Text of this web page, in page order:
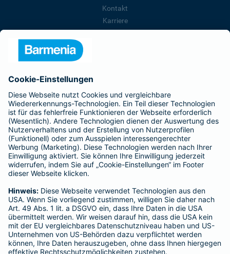
Kontakt
Karriere
Barmenia ist Teil der BarmeniaGothaer
BELIEBTE SEITEN
Kranken-Zusatzversicherung
Tierversicherungen
Haftpflichtversicherung
Hausratversicherung
Adresse ändern
Schaden melden
Kilometerstandsmeldung
Serviceübersicht